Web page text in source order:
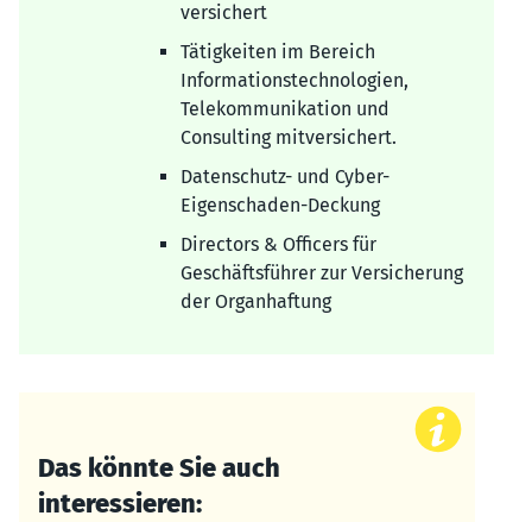
versichert
Tätigkeiten im Bereich
Informationstechnologien,
Telekommunikation und
Consulting mitversichert.
Datenschutz- und Cyber-
Eigenschaden-Deckung
Directors & Officers für
Geschäftsführer zur Versicherung
der Organhaftung
Das könnte Sie auch
interessieren: